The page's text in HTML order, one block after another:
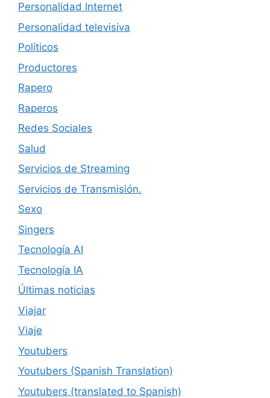
Personalidad Internet
Personalidad televisiva
Políticos
Productores
Rapero
Raperos
Redes Sociales
Salud
Servicios de Streaming
Servicios de Transmisión.
Sexo
Singers
Tecnología AI
Tecnología IA
Últimas noticias
Viajar
Viaje
Youtubers
Youtubers (Spanish Translation)
Youtubers (translated to Spanish)